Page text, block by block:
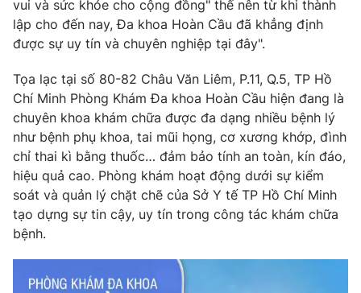
Câu chuyện quốc tế
Thị trường
Góc doanh nghiệp
Truyền hình
Phim VTV
Hậu trường
Nhân vật
Khán giả
Giải sao mai
Giải trí
Điện ảnh
Âm nhạc
Sao
Đời sống
Du lịch
Làm đẹp
Chất lượng cuộc sống
Giáo dục
Tuyển sinh
Học trực tuyến
Công nghệ
Hitech Công nghệ tương lai
Giao lưu trực tuyến
vui và sức khỏe cho cộng đồng" thế nên từ khi thành
lập cho đến nay, Đa khoa Hoàn Cầu đã khẳng định
được sự uy tín và chuyên nghiệp tại đây".
Tọa lạc tại số 80-82 Châu Văn Liêm, P.11, Q.5, TP Hồ
Chí Minh Phòng Khám Đa khoa Hoàn Cầu hiện đang là
chuyên khoa khám chữa được đa dạng nhiều bệnh lý
như bệnh phụ khoa, tai mũi họng, cơ xương khớp, đình
chỉ thai kì bằng thuốc… đảm bảo tính an toàn, kín đáo,
hiệu quả cao. Phòng khám hoạt động dưới sự kiểm
soát và quản lý chặt chẽ của Sở Y tế TP Hồ Chí Minh
tạo dựng sự tin cậy, uy tín trong công tác khám chữa
bệnh.